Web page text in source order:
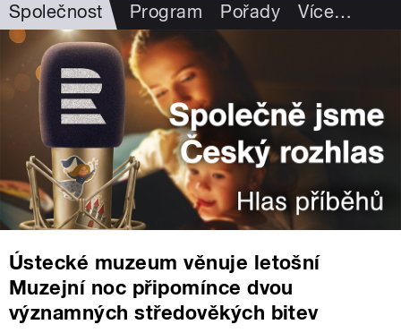
Společnost Program Pořady Více…
Ústecké muzeum věnuje letošní
Muzejní noc připomínce dvou
významných středověkých bitev